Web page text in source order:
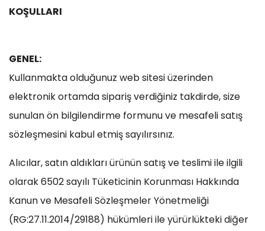
KOŞULLARI
GENEL:
Kullanmakta olduğunuz web sitesi üzerinden
elektronik ortamda sipariş verdiğiniz takdirde, size
sunulan ön bilgilendirme formunu ve mesafeli satış
sözleşmesini kabul etmiş sayılırsınız.
Alıcılar, satın aldıkları ürünün satış ve teslimi ile ilgili
olarak 6502 sayılı Tüketicinin Korunması Hakkında
Kanun ve Mesafeli Sözleşmeler Yönetmeliği
(RG:27.11.2014/29188) hükümleri ile yürürlükteki diğer